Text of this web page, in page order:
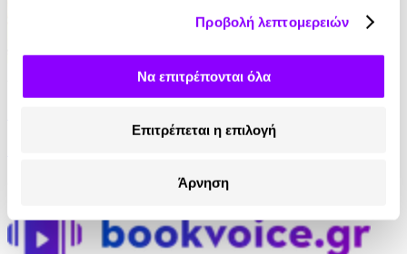
Προβολή λεπτομερειών
Να επιτρέπονται όλα
Επιτρέπεται η επιλογή
Άρνηση
• 1 Credit